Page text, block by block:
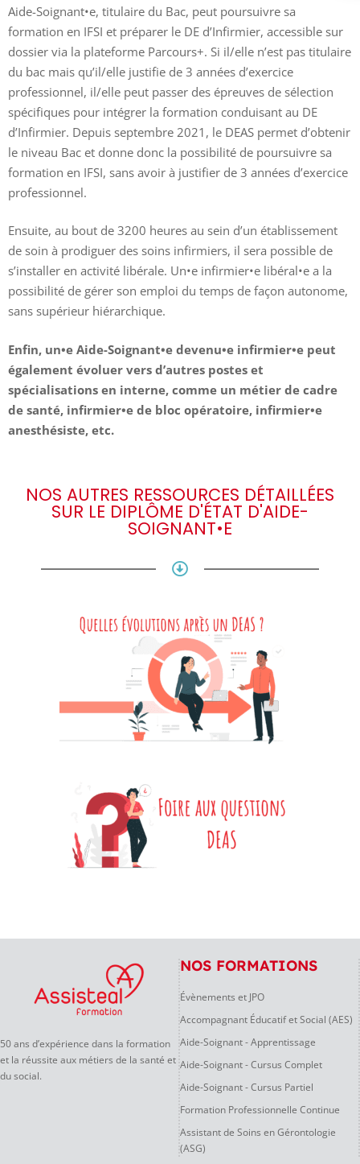
Aide-Soignant•e, titulaire du Bac, peut poursuivre sa
formation en IFSI et préparer le DE d’Infirmier, accessible sur
dossier via la plateforme Parcours+. Si il/elle n’est pas titulaire
du bac mais qu’il/elle justifie de 3 années d’exercice
professionnel, il/elle peut passer des épreuves de sélection
spécifiques pour intégrer la formation conduisant au DE
d’Infirmier. Depuis septembre 2021, le DEAS permet d’obtenir
le niveau Bac et donne donc la possibilité de poursuivre sa
formation en IFSI, sans avoir à justifier de 3 années d’exercice
professionnel.
Ensuite, au bout de 3200 heures au sein d’un établissement
de soin à prodiguer des soins infirmiers, il sera possible de
s’installer en activité libérale. Un•e infirmier•e libéral•e a la
possibilité de gérer son emploi du temps de façon autonome,
sans supérieur hiérarchique.
Enfin, un•e Aide-Soignant•e devenu•e infirmier•e peut
également évoluer vers d’autres postes et
spécialisations en interne, comme un métier de cadre
de santé, infirmier•e de bloc opératoire, infirmier•e
anesthésiste, etc.
NOS AUTRES RESSOURCES DÉTAILLÉES
SUR LE DIPLÔME D'ÉTAT D'AIDE-
SOIGNANT•E
50 ans d’expérience dans la formation
et la réussite aux métiers de la santé et
du social.
NOS FORMATIONS
Évènements et JPO
Accompagnant Éducatif et Social (AES)
Aide-Soignant - Apprentissage
Aide-Soignant - Cursus Complet
Aide-Soignant - Cursus Partiel
Formation Professionnelle Continue
Assistant de Soins en Gérontologie
(ASG)